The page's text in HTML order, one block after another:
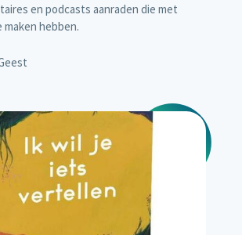
en podcasts aanraden die met
hebben.